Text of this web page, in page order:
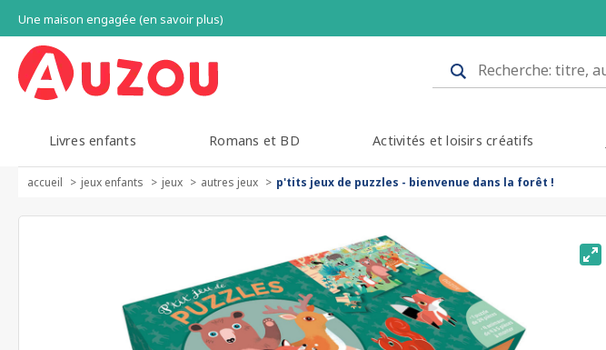
Une maison engagée (en savoir plus)
Livres enfants Romans et BD Activités et loisirs créatifs
accueil jeux enfants jeux autres jeux p'tits jeux de puzzles - bienvenue dans la forêt !